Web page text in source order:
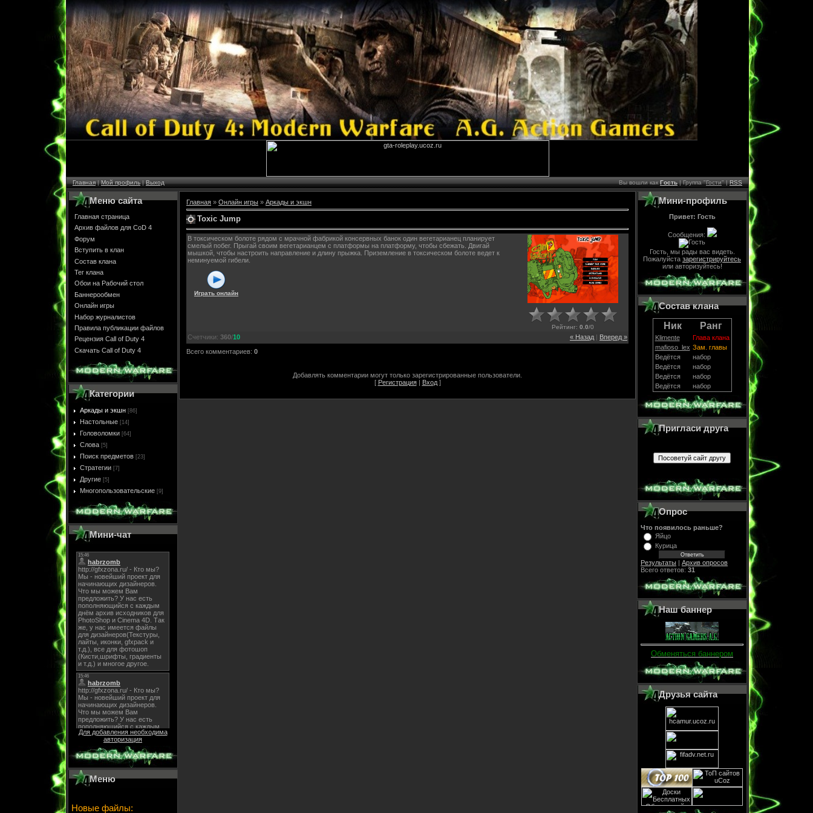
Главная|Мой профиль|Выход Вы вошли какГость| Группа "Гости" |RSS
Меню сайта
Главная страница
Архив файлов для CoD 4
Форум
Вступить в клан
Состав клана
Тег клана
Обои на Рабочий стол
Баннерообмен
Онлайн игры
Набор журналистов
Правила публикации файлов
Рецензия Call of Duty 4
Скачать Call of Duty 4
Категории
Аркады и экшн [86]
Настольные [14]
Головоломки [64]
Слова [5]
Поиск предметов [23]
Стратегии [7]
Другие [5]
Многопользовательские [9]
Мини-чат
Для добавления необходима
авторизация
Меню
Новые файлы:
Главная » Онлайн игры » Аркады и экшн
Toxic Jump
В токсическом болоте рядом с мрачной фабрикой консервных банок один вегетарианец планирует
смелый побег. Прыгай своим вегетарианцем с платформы на платформу, чтобы сбежать. Двигай
мышкой, чтобы настроить направление и длину прыжка. Приземление в токсическом болоте ведет к
неминуемой гибели.
Играть онлайн
Рейтинг: 0.0/0
« Назад Вперед »
Счетчики: 360/10
Всего комментариев: 0
Добавлять комментарии могут только зарегистрированные пользователи.
[ Регистрация| Вход]
Мини-профиль
Привет: Гость
Сообщения:
Гость, мы рады вас видеть.
Пожалуйста зарегистрируйтесь
или авторизуйтесь!
Состав клана
Ник
Ранг
Klimente
Глава клана
mafioso_lex Зам. главы
Ведётся
набор
Ведётся
набор
Ведётся
набор
Ведётся
набор
Пригласи друга
Опрос
Что появилось раньше?
Яйцо
Курица
Результаты | Архив опросов
Всего ответов: 31
Наш баннер
Обменяться баннером
Друзья сайта